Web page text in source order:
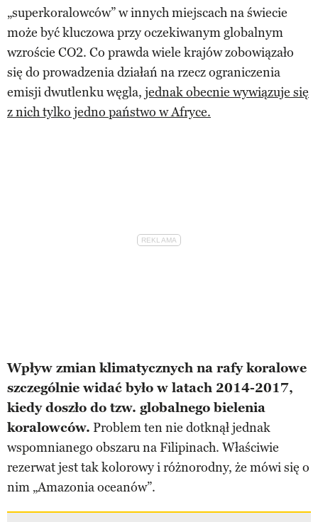
„superkoralowców” w innych miejscach na świecie
może być kluczowa przy oczekiwanym globalnym
wzroście CO2. Co prawda wiele krajów zobowiązało
się do prowadzenia działań na rzecz ograniczenia
emisji dwutlenku węgla, jednak obecnie wywiązuje się
z nich tylko jedno państwo w Afryce.
Wpływ zmian klimatycznych na rafy koralowe
szczególnie widać było w latach 2014-2017,
kiedy doszło do tzw. globalnego bielenia
koralowców. Problem ten nie dotknął jednak
wspomnianego obszaru na Filipinach. Właściwie
rezerwat jest tak kolorowy i różnorodny, że mówi się o
nim „Amazonia oceanów”.